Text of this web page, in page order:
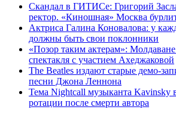
Скандал в ГИТИСе: Григорий
ректор. «Киношная» Москва
Актриса Галина Коновалова: у
должны быть свои поклонники
«Позор таким актерам»:
спектакля с участием Ахеджаковой
The Beatles издают старые демо-
песни Джона Леннона
Тема Nightcall музыканта Kavinsky
ротации после смерти автора